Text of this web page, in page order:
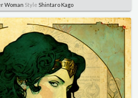
Woman Style Shintaro Kago